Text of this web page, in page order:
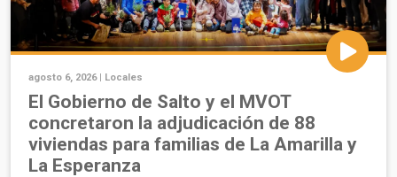
agosto 6, 2026 | Locales
El Gobierno de Salto y el MVOT
concretaron la adjudicación de 88
viviendas para familias de La Amarilla y
La Esperanza